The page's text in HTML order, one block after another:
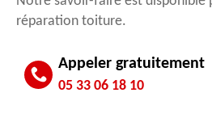
réparation toiture.
Appeler gratuitement
05 33 06 18 10